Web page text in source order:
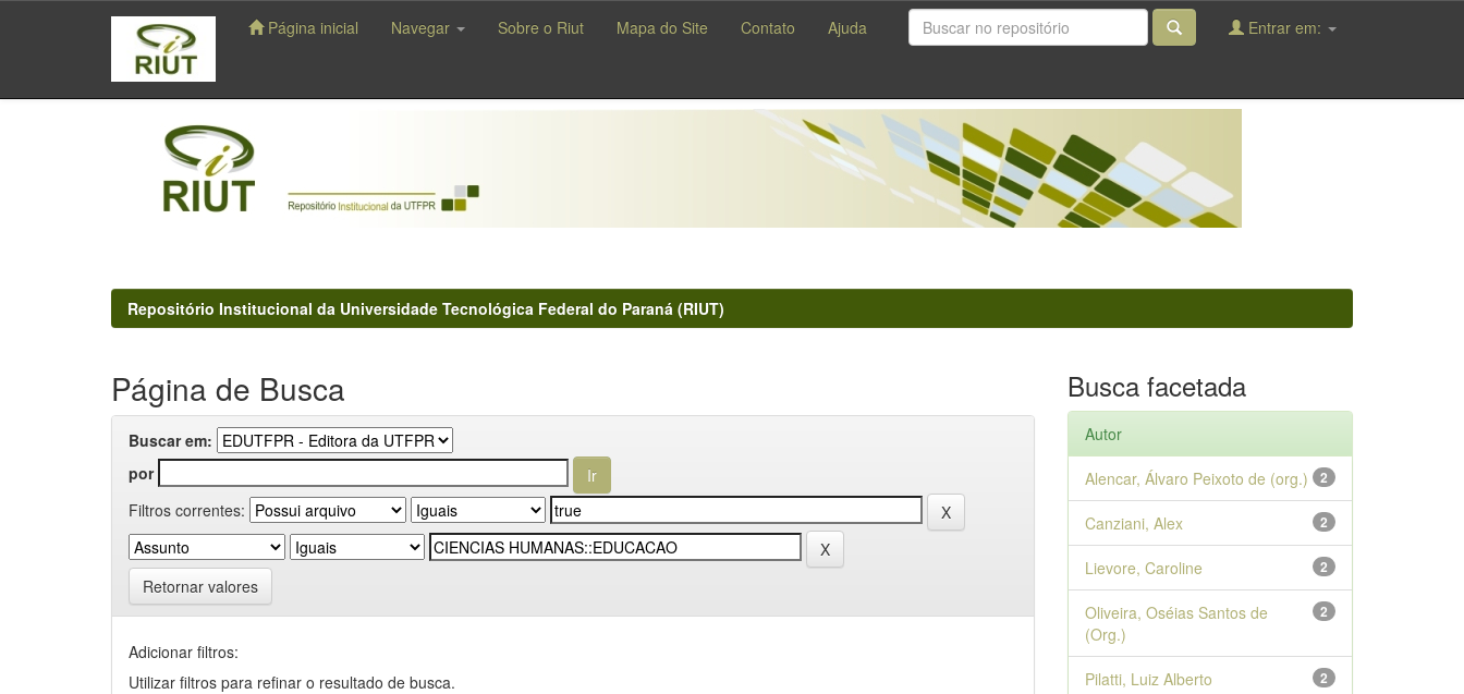
navigation
Página inicial Navegar Sobre o Riut Mapa do Site Contato Ajuda Entrar em:
Repositório Institucional da Universidade Tecnológica Federal do Paraná (RIUT)
Página de Busca
Buscar em:
por
Filtros correntes:
Retornar valores
Adicionar filtros:
Utilizar filtros para refinar o resultado de busca.
Busca facetada
Autor
2
Alencar, Álvaro Peixoto de (org.)
2
Canziani, Alex
2
Lievore, Caroline
2
Oliveira, Oséias Santos de
(Org.)
2
Pilatti, Luiz Alberto